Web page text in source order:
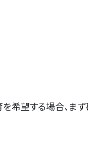
希望する場合、ま